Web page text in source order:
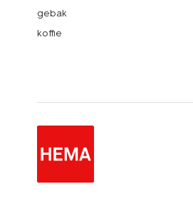
gebak
koffie